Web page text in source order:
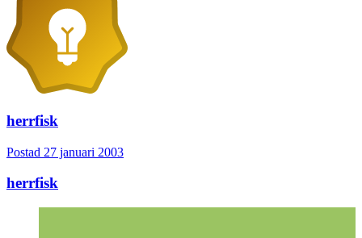
herrfisk
Postad 27 januari 2003
herrfisk